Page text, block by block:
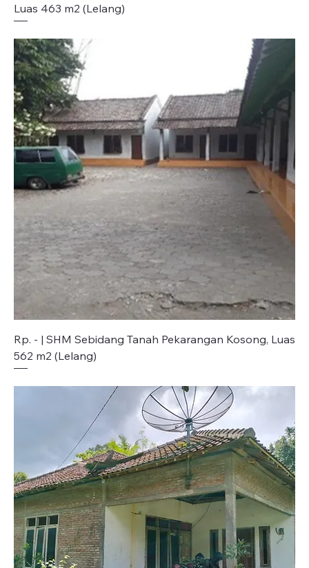
Luas 463 m2 (Lelang)
Rp. - | SHM Sebidang Tanah Pekarangan Kosong, Luas
562 m2 (Lelang)